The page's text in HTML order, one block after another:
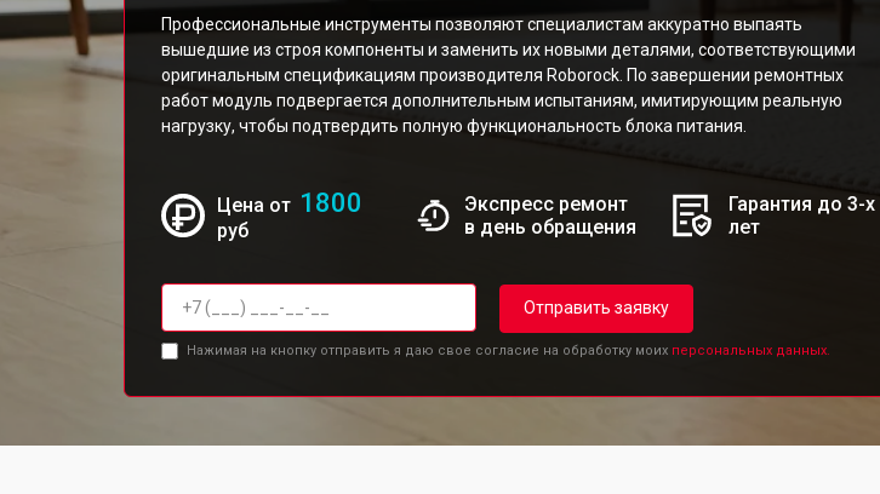
Профессиональные инструменты позволяют специалистам аккуратно выпаять
вышедшие из строя компоненты и заменить их новыми деталями, соответствующими
оригинальным спецификациям производителя Roborock. По завершении ремонтных
работ модуль подвергается дополнительным испытаниям, имитирующим реальную
нагрузку, чтобы подтвердить полную функциональность блока питания.
Цена от 1800
руб
Экспресс ремонт
в день обращения
Гарантия до 3-х
лет
Отправить заявку
Нажимая на кнопку отправить я даю свое согласие на обработку моих персональных данных.